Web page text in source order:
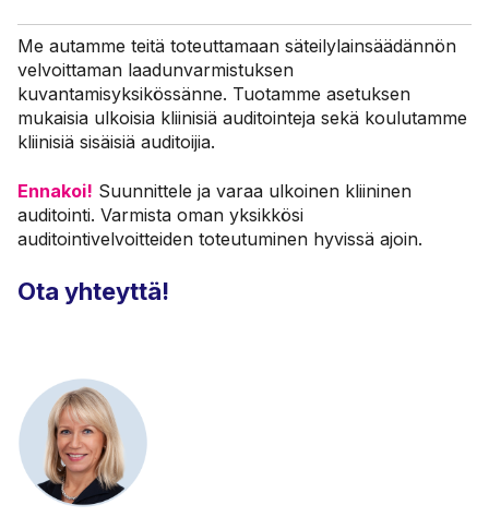
Me autamme teitä toteuttamaan säteilylainsäädännön
velvoittaman laadunvarmistuksen
kuvantamisyksikössänne. Tuotamme asetuksen
mukaisia ulkoisia kliinisiä auditointeja sekä koulutamme
kliinisiä sisäisiä auditoijia.
Ennakoi! Suunnittele ja varaa ulkoinen kliininen
auditointi. Varmista oman yksikkösi
auditointivelvoitteiden toteutuminen hyvissä ajoin.
Ota yhteyttä!